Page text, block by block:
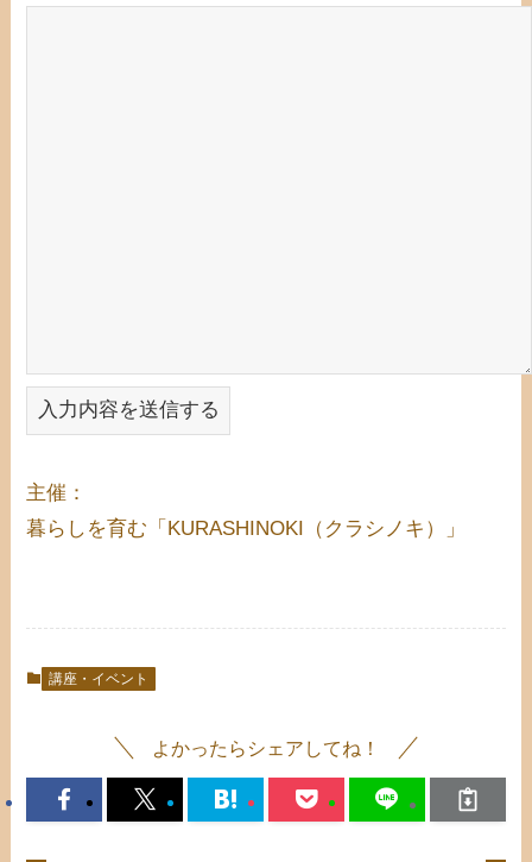
主催：
暮らしを育む「KURASHINOKI（クラシノキ）」
講座・イベント
よかったらシェアしてね！